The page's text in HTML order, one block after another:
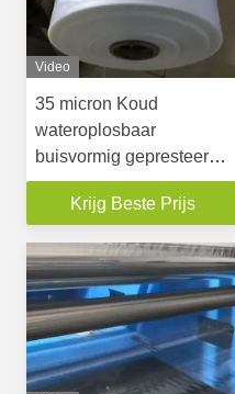
Video
35 micron Koud
wateroplosbaar
buisvormig gepresteerd
oppervlak
Krijg Beste Prijs